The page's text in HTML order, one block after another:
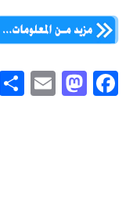
Fa
ce
M
as
E
m